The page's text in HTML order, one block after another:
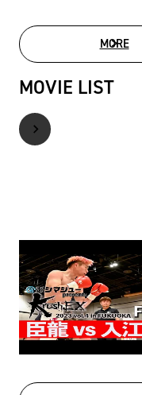
MORE
MOVIE LIST